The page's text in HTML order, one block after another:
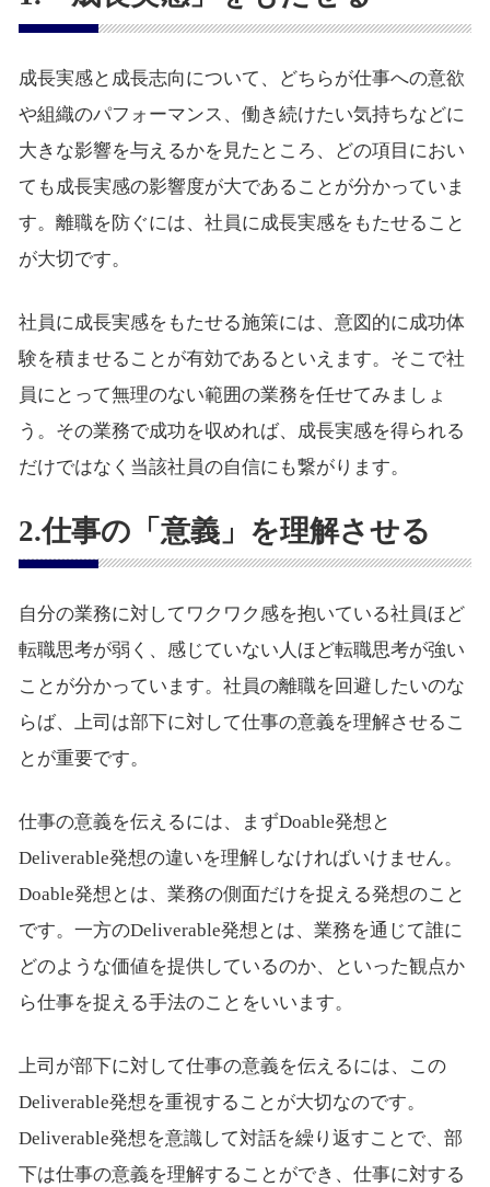
成長実感と成長志向について、どちらが仕事への意欲
や組織のパフォーマンス、働き続けたい気持ちなどに
大きな影響を与えるかを見たところ、どの項目におい
ても成長実感の影響度が大であることが分かっていま
す。離職を防ぐには、社員に成長実感をもたせること
が大切です。
社員に成長実感をもたせる施策には、意図的に成功体
験を積ませることが有効であるといえます。そこで社
員にとって無理のない範囲の業務を任せてみましょ
う。その業務で成功を収めれば、成長実感を得られる
だけではなく当該社員の自信にも繋がります。
2.仕事の「意義」を理解させる
自分の業務に対してワクワク感を抱いている社員ほど
転職思考が弱く、感じていない人ほど転職思考が強い
ことが分かっています。社員の離職を回避したいのな
らば、上司は部下に対して仕事の意義を理解させるこ
とが重要です。
仕事の意義を伝えるには、まずDoable発想と
Deliverable発想の違いを理解しなければいけません。
Doable発想とは、業務の側面だけを捉える発想のこと
です。一方のDeliverable発想とは、業務を通じて誰に
どのような価値を提供しているのか、といった観点か
ら仕事を捉える手法のことをいいます。
上司が部下に対して仕事の意義を伝えるには、この
Deliverable発想を重視することが大切なのです。
Deliverable発想を意識して対話を繰り返すことで、部
下は仕事の意義を理解することができ、仕事に対する